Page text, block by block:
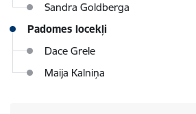
Sandra Goldberga
Padomes locekļi
Dace Grele
Maija Kalniņa